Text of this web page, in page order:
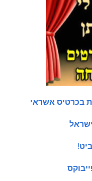
בכרטיס אשראי
ביט!